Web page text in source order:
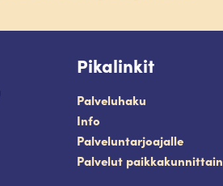
Pikalinkit
Palveluhaku
Info
Palveluntarjoajalle
Palvelut paikkakunnittain